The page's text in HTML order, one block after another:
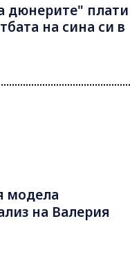
дюнерите" плати
на сина си в
модела
на Валерия